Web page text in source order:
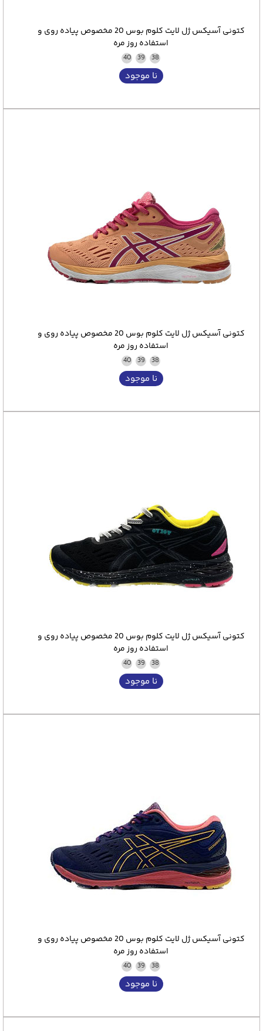
کتونی آسیکس ژل لایت کلوم بوس 20 مخصوص پیاده روی و
استفاده روز مره
38
39
40
نا موجود
کتونی آسیکس ژل لایت کلوم بوس 20 مخصوص پیاده روی و
استفاده روز مره
38
39
40
نا موجود
کتونی آسیکس ژل لایت کلوم بوس 20 مخصوص پیاده روی و
استفاده روز مره
38
39
40
نا موجود
کتونی آسیکس ژل لایت کلوم بوس 20 مخصوص پیاده روی و
استفاده روز مره
38
39
40
نا موجود